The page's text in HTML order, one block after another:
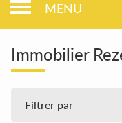
MENU
Immobilier